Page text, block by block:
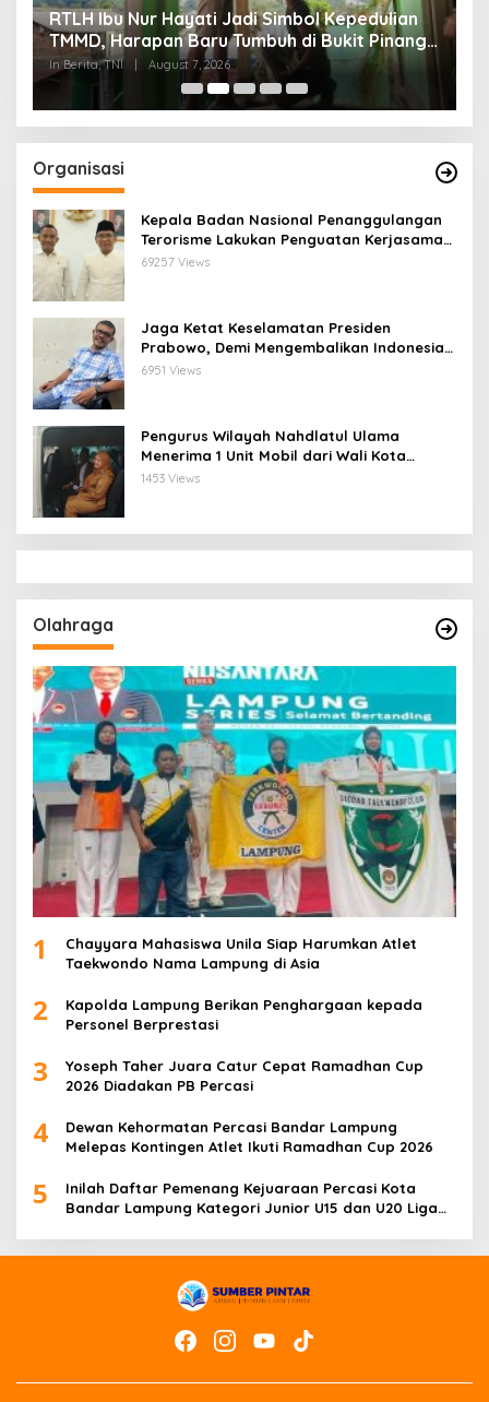
RTLH Ibu Nur Hayati Jadi Simbol Kepedulian
TMMD, Harapan Baru Tumbuh di Bukit Pinang
Jaya
In Berita, TNI | August 7, 2026
Organisasi
Kepala Badan Nasional Penanggulangan
Terorisme Lakukan Penguatan Kerjasama
Ketua Pengurus Besar Nahdlatul Ulama
69257 Views
Jaga Ketat Keselamatan Presiden
Prabowo, Demi Mengembalikan Indonesia
Menjadi Macan Asia
6951 Views
Pengurus Wilayah Nahdlatul Ulama
Menerima 1 Unit Mobil dari Wali Kota
Bandar Lampung
1453 Views
Olahraga
1
Chayyara Mahasiswa Unila Siap Harumkan Atlet
Taekwondo Nama Lampung di Asia
2
Kapolda Lampung Berikan Penghargaan kepada
Personel Berprestasi
3
Yoseph Taher Juara Catur Cepat Ramadhan Cup
2026 Diadakan PB Percasi
4
Dewan Kehormatan Percasi Bandar Lampung
Melepas Kontingen Atlet Ikuti Ramadhan Cup 2026
5
Inilah Daftar Pemenang Kejuaraan Percasi Kota
Bandar Lampung Kategori Junior U15 dan U20 Liga